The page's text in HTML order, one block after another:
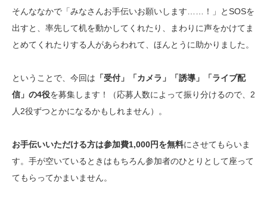
そんななかで「みなさんお手伝いお願いします……！」とSOSを
出すと、率先して机を動かしてくれたり、まわりに声をかけてま
とめてくれたりする人があらわれて、ほんとうに助かりました。
ということで、今回は 「受付」「カメラ」「誘導」「ライブ配
信」の4役を募集します！（応募人数によって振り分けるので、2
人2役ずつとかになるかもしれません）。
お手伝いいただける方は参加費1,000円を無料にさせてもらいま
す。手が空いているときはもちろん参加者のひとりとして座って
てもらってかまいません。